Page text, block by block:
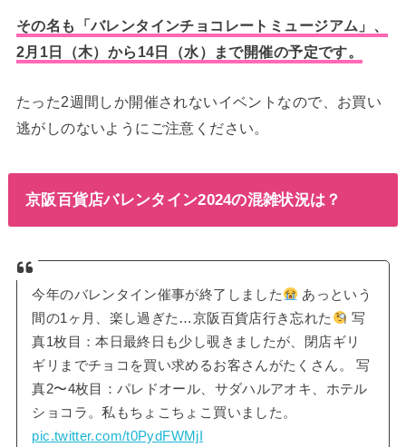
その名も「バレンタインチョコレートミュージアム」、
2月1日（木）から14日（水）まで開催の予定です。
たった2週間しか開催されないイベントなので、お買い
逃がしのないようにご注意ください。
京阪百貨店バレンタイン2024の混雑状況は？
今年のバレンタイン催事が終了しました
あっという
間の1ヶ月、楽し過ぎた…京阪百貨店行き忘れた
写
真1枚目：本日最終日も少し覗きましたが、閉店ギリ
ギリまでチョコを買い求めるお客さんがたくさん。 写
真2〜4枚目：パレドオール、サダハルアオキ、ホテル
ショコラ。私もちょこちょこ買いました。
pic.twitter.com/t0PydFWMjI